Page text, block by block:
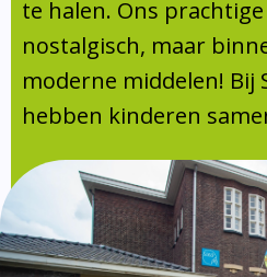
Schoollogopedie
Absentie
Vakanties
Aanmelden
Schoolgids
Gezonde school
Kinderopvang
te halen. Ons
nostalgisch, maar
moderne middelen! Bij
hebben kinderen